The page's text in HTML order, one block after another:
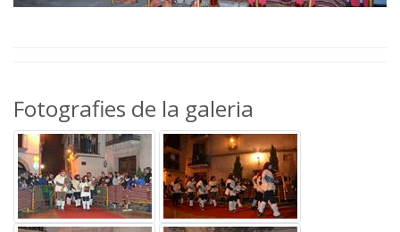
Fotografies de la galeria